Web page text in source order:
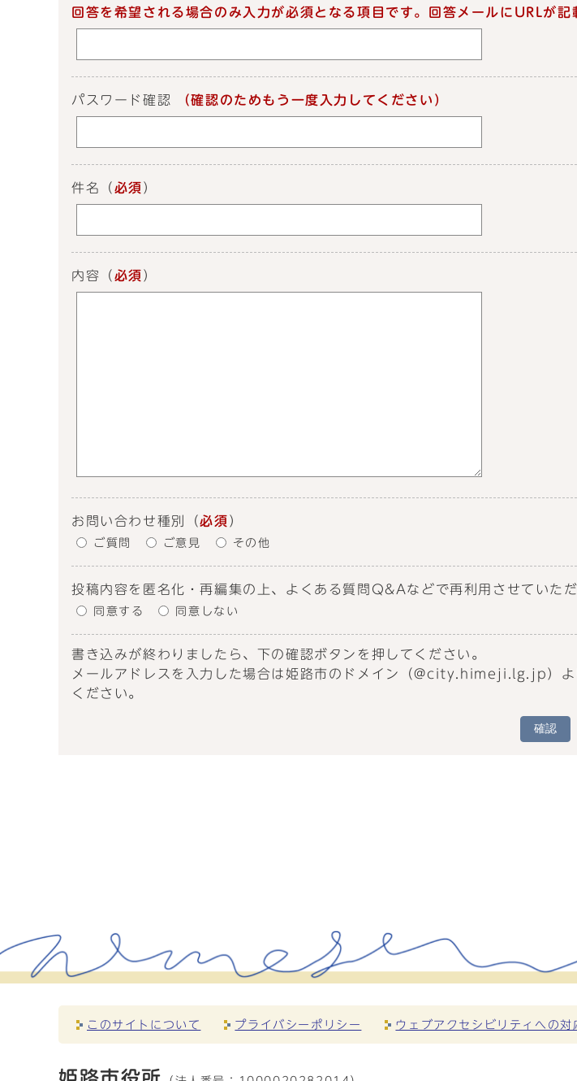
回答を希望される場合のみ入力が必須となる項目です。回答メールにURLが
パスワード確認 （確認のためもう一度入力してください）
件名 （ 必須 ）
内容 （ 必須 ）
お問い合わせ種別 （必須 ）
ご質問 ご意見 その他
投稿内容を匿名化・再編集の上、よくある質問Q&Aなどで再利用させていた
同意する 同意しない
書き込みが終わりましたら、下の確認ボタンを押してください。
メールアドレスを入力した場合は姫路市のドメイン（@city.himeji.lg.jp）よ
ください。
確認
このサイトについて プライバシーポリシー ウェブアクセシビリティへの対